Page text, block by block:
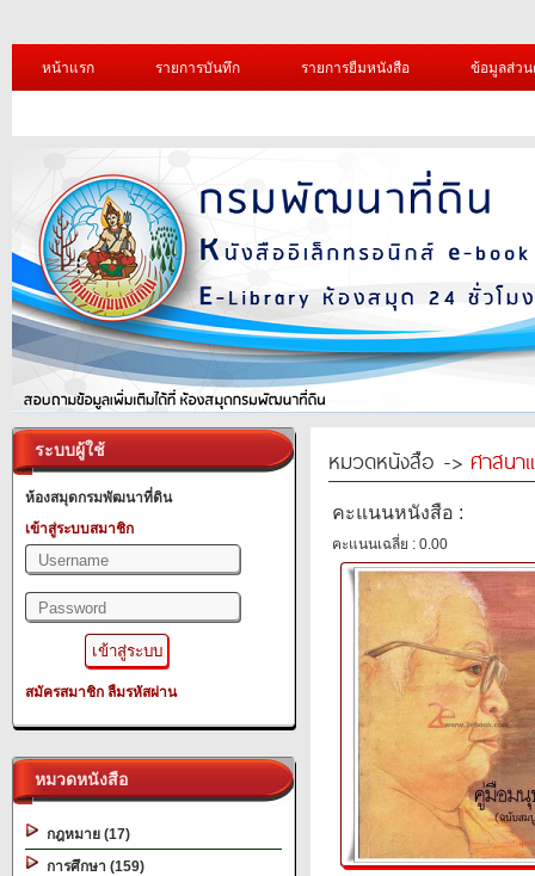
หน้าแรก รายการบันทึก รายการยืมหนังสือ ข้อมูลส่ว
ระบบผู้ใช้
ห้องสมุดกรมพัฒนาที่ดิน
เข้าสู่ระบบสมาชิก
สมัครสมาชิก ลืมรหัสผ่าน
หมวดหนังสือ
กฎหมาย (17)
การศึกษา (159)
หมวดหนังสือ -> ศาสนา
คะแนนหนังสือ :
คะแนนเฉลี่ย : 0.00